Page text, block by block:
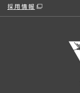
採用情報